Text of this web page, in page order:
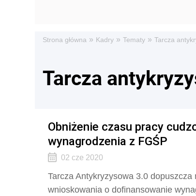
Strona główna » Kadry » Tematy » Tarcza
Tarcza
Obniżenie czasu pracy
wynagrodzenia z FGŚP
02 cze 2020
Tarcza Antykryzysowa 3.0
wnioskowania o dofinansowanie